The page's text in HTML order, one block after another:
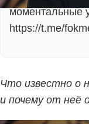
моментальные
https://t.me/
Что известно о
и почему от неё